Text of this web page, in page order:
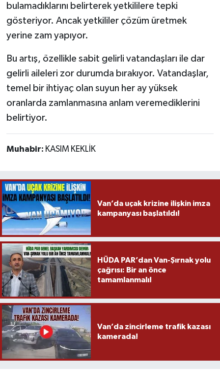
bulamadıklarını belirterek yetkililere tepki
gösteriyor. Ancak yetkililer çözüm üretmek
yerine zam yapıyor.
Bu artış, özellikle sabit gelirli vatandaşları ile dar
gelirli aileleri zor durumda bırakıyor. Vatandaşlar,
temel bir ihtiyaç olan suyun her ay yüksek
oranlarda zamlanmasına anlam veremediklerini
belirtiyor.
Muhabir: KASIM KEKLİK
Van’da uçak krizine ilişkin imza
kampanyası başlatıldı!
HÜDA PAR’dan Van-Şırnak yolu
çağrısı: Bir an önce
tamamlanmalı!
Van’da zincirleme trafik kazası
kamerada!